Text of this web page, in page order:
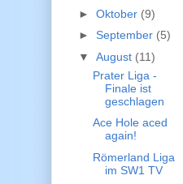
► Oktober (9)
► September (5)
▼ August (11)
Prater Liga -
Finale ist
geschlagen
Ace Hole aced
again!
Römerland Liga
im SW1 TV